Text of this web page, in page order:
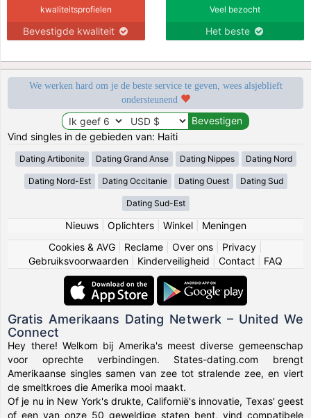
kwaliteitsprofielen
Bevestigde kwaliteit
Veel bezocht
Het beste
We werken hard om je de beste service te geven, wees alsjeblieft
ondersteunend
Vind singles in de gebieden van: Haiti
Dating Artibonite Dating Grand Anse Dating Nippes Dating Nord
Dating Nord-Est Dating Occitanie Dating Ouest Dating Sud
Dating Sud-Est
Nieuws| Oplichters| Winkel| Meningen
Cookies & AVG
Reclame Over ons Privacy
Gebruiksvoorwaarden
Kinderveiligheid Contact FAQ
Gratis Amerikaans Dating Netwerk – United We
Connect
Hey there! Welkom bij Amerika's meest diverse gemeenschap
voor oprechte verbindingen. States-dating.com brengt
Amerikaanse singles samen van zee tot stralende zee, en viert
de smeltkroes die Amerika mooi maakt.
Of je nu in New York's drukte, Californië's innovatie, Texas' geest
of een van onze 50 geweldige staten bent, vind compatibele